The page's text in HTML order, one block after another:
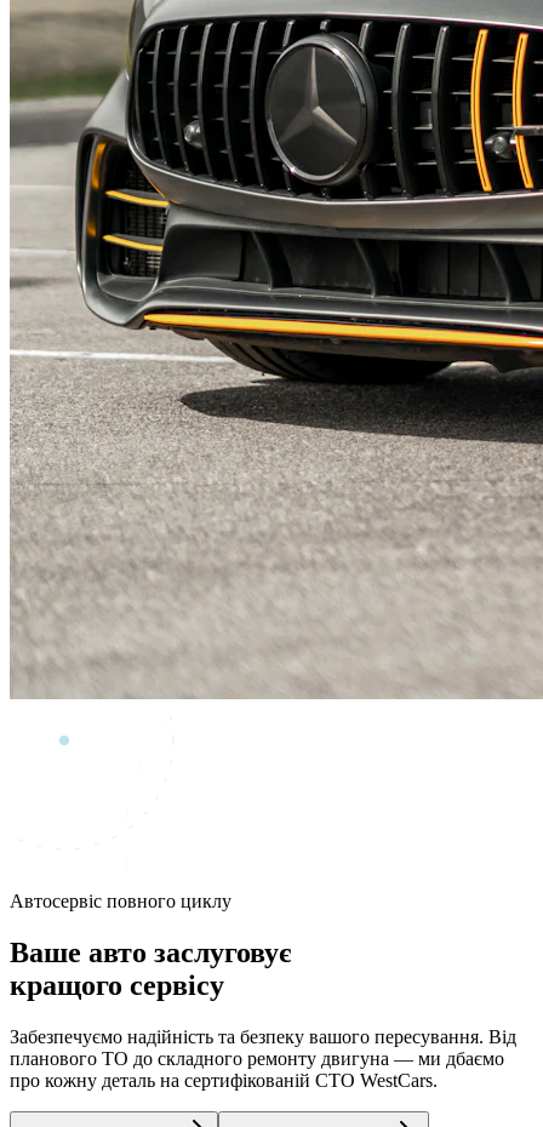
Автосервіс повного циклу
Ваше авто заслуговує
кращого сервісу
Забезпечуємо надійність та безпеку вашого пересування. Від
планового ТО до складного ремонту двигуна — ми дбаємо
про кожну деталь на сертифікованій СТО WestCars.